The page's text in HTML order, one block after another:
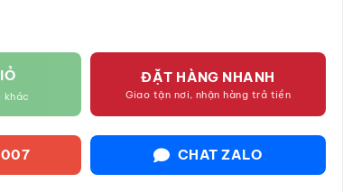
khác
ĐẶT HÀNG NHANH
Giao tận nơi, nhận hàng trả tiền
CHAT ZALO